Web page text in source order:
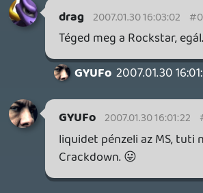
neve. Mindegy, ugorjunk.
Project1083 2007.01.30 14:48:38
Project1083 2007.01.30 14:48:38 #0oxoo
Pff,a paranoia.Haromszor el is kellet
olvasnom hogy rajojjek mit lattal be a
dolog moge,koze sem volt
hozza,/exkollegadhoz,mar ha arra
gondolsz/neharagudj de ezt nagyon
benezted.
liquid 2007.01.30 14:36:47